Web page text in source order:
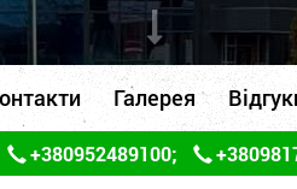
Галерея
+380952489100;